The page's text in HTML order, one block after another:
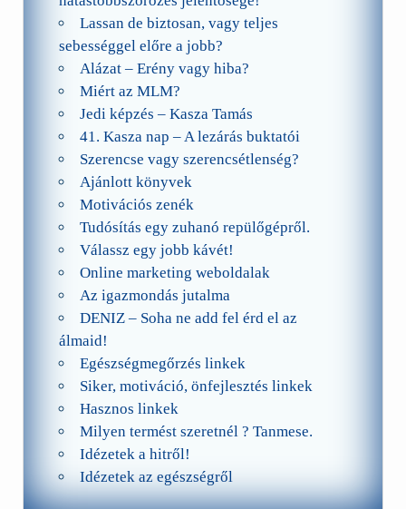
Lassan de biztosan, vagy teljes
sebességgel előre a jobb?
Alázat – Erény vagy hiba?
Miért az MLM?
Jedi képzés – Kasza Tamás
41. Kasza nap – A lezárás buktatói
Szerencse vagy szerencsétlenség?
Ajánlott könyvek
Motivációs zenék
Tudósítás egy zuhanó repülőgépről.
Válassz egy jobb kávét!
Online marketing weboldalak
Az igazmondás jutalma
DENIZ – Soha ne add fel érd el az
álmaid!
Egészségmegőrzés linkek
Siker, motiváció, önfejlesztés linkek
Hasznos linkek
Milyen termést szeretnél ? Tanmese.
Idézetek a hitről!
Idézetek az egészségről